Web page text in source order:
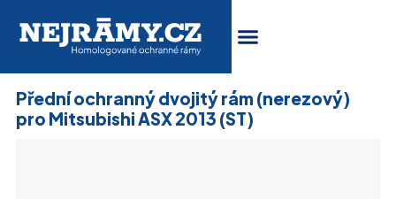
Přední ochranný dvojitý rám (nerezový)
pro Mitsubishi ASX 2013 (ST)